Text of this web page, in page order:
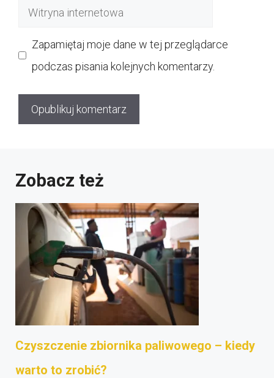
Witryna
Zapamiętaj moje dane w tej przeglądarce
podczas pisania kolejnych komentarzy.
Zobacz też
Czyszczenie zbiornika paliwowego – kiedy
warto to zrobić?